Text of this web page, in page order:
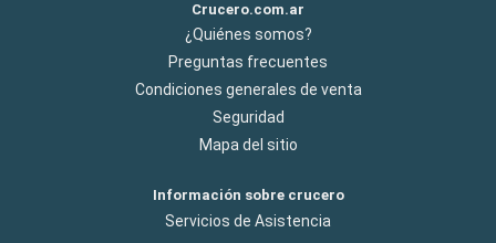
Crucero.com.ar
¿Quiénes somos?
Preguntas frecuentes
Condiciones generales de venta
Seguridad
Mapa del sitio
Información sobre crucero
Servicios de Asistencia